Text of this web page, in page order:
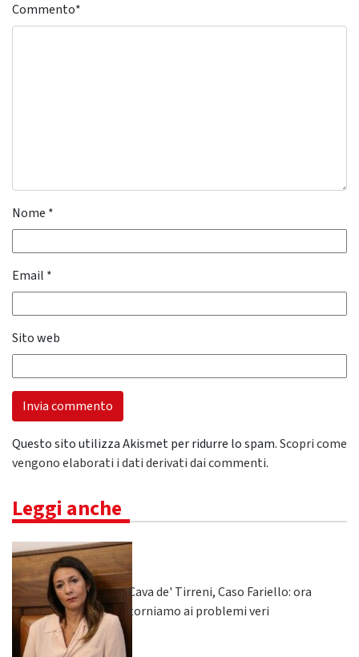
Commento*
Nome *
Email *
Sito web
Questo sito utilizza Akismet per ridurre lo spam.Scopri come
vengono elaborati i dati derivati dai commenti.
Leggi anche
Cava de' Tirreni, Caso Fariello: ora
torniamo ai problemi veri